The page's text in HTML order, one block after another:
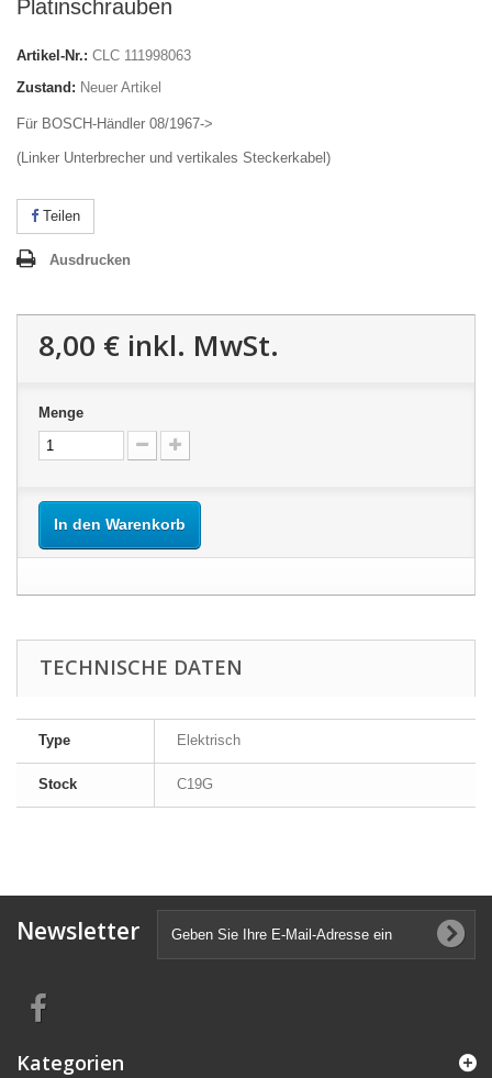
Platinschrauben
Artikel-Nr.: CLC 111998063
Zustand: Neuer Artikel
Für BOSCH-Händler 08/1967->
(Linker Unterbrecher und vertikales Steckerkabel)
Teilen
Ausdrucken
8,00 € inkl. MwSt.
Menge
In den Warenkorb
TECHNISCHE DATEN
Type Elektrisch
Stock C19G
Newsletter
Kategorien